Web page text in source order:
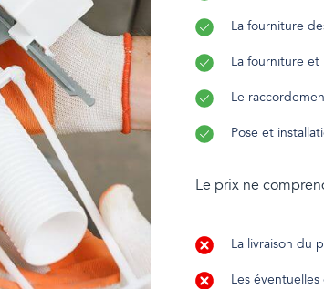
La fourniture
La fourniture et
Le
Pose et
Le prix ne
La livraison du
Les